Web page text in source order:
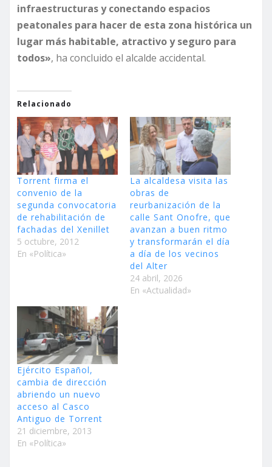
infraestructuras y conectando espacios
peatonales para hacer de esta zona histórica un
lugar más habitable, atractivo y seguro para
todos», ha concluido el alcalde accidental.
Relacionado
Torrent firma el
convenio de la
segunda convocatoria
de rehabilitación de
fachadas del Xenillet
5 octubre, 2012
En «Política»
La alcaldesa visita las
obras de
reurbanización de la
calle Sant Onofre, que
avanzan a buen ritmo
y transformarán el día
a día de los vecinos
del Alter
24 abril, 2026
En «Actualidad»
Ejército Español,
cambia de dirección
abriendo un nuevo
acceso al Casco
Antiguo de Torrent
21 diciembre, 2013
En «Política»